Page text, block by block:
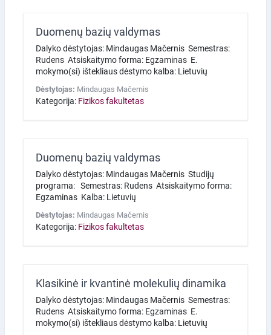
Duomenų bazių valdymas
Dalyko dėstytojas: Mindaugas Mačernis Semestras:
Rudens Atsiskaitymo forma: Egzaminas E.
mokymo(si) ištekliaus dėstymo kalba: Lietuvių
Dėstytojas: Mindaugas Mačernis
Kategorija: Fizikos fakultetas
Duomenų bazių valdymas
Dalyko dėstytojas: Mindaugas Mačernis Studijų
programa: Semestras: Rudens Atsiskaitymo forma:
Egzaminas Kalba: Lietuvių
Dėstytojas: Mindaugas Mačernis
Kategorija: Fizikos fakultetas
Klasikinė ir kvantinė molekulių dinamika
Dalyko dėstytojas: Mindaugas Mačernis Semestras:
Rudens Atsiskaitymo forma: Egzaminas E.
mokymo(si) ištekliaus dėstymo kalba: Lietuvių